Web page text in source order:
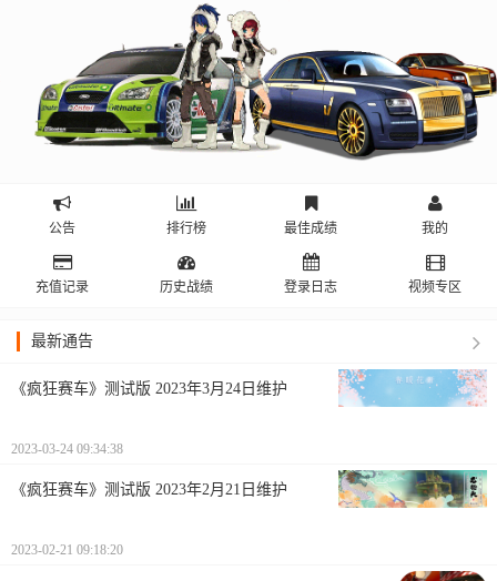
公告 排行榜 最佳成绩 我的
充值记录 历史战绩 登录日志 视频专区
最新通告
《疯狂赛车》测试版 2023年3月24日维护
2023-03-24 09:34:38
《疯狂赛车》测试版 2023年2月21日维护
2023-02-21 09:18:20